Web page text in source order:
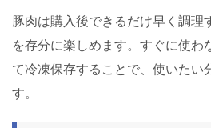
豚肉は購入後できるだけ早く調理
を存分に楽しめます。すぐに使わ
て冷凍保存することで、使いたい
す。